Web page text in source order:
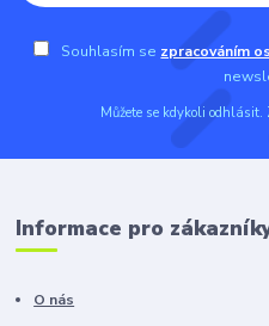
Souhlasím se zpracováním
Můžete se kdykoli
Informace pro
O nás